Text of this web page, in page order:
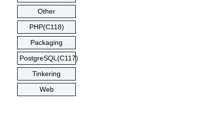
Other
PHP(C118)
Packaging
PostgreSQL(C117)
Tinkering
Web